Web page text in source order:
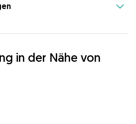
in der Nähe von